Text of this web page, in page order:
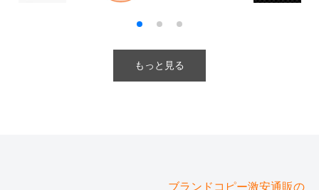
もっと見る
ブランドコピー激安通販の